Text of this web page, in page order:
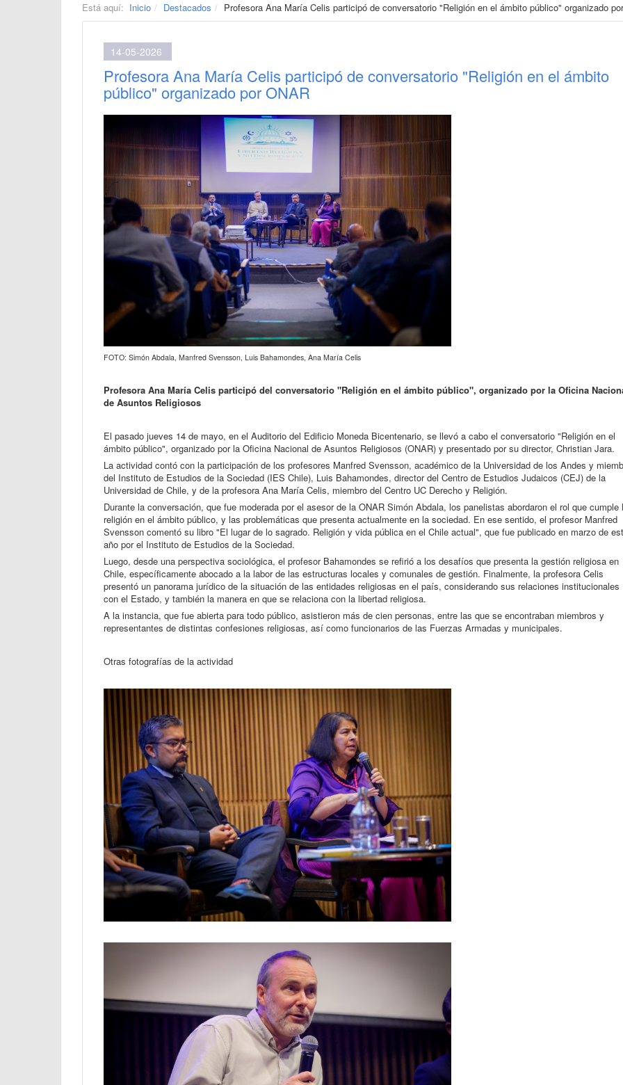
Está aquí: Inicio Destacados Profesora Ana María Celis participó de conversatorio "Religión en el ámbito público" organizado
14-05-2026
Profesora Ana María Celis participó de conversatorio "Religión en el ámbito
público" organizado por ONAR
FOTO: Simón Abdala, Manfred Svensson, Luis Bahamondes, Ana María Celis
Profesora Ana María Celis participó del conversatorio "Religión en el ámbito público", organizado por la Oficina
de Asuntos Religiosos
El pasado jueves 14 de mayo, en el Auditorio del Edificio Moneda Bicentenario, se llevó a cabo el conversatorio "Religión en el
ámbito público", organizado por la Oficina Nacional de Asuntos Religiosos (ONAR) y presentado por su director, Christian Jara.
La actividad contó con la participación de los profesores Manfred Svensson, académico de la Universidad de los Andes y
del Instituto de Estudios de la Sociedad (IES Chile), Luis Bahamondes, director del Centro de Estudios Judaicos (CEJ) de la
Universidad de Chile, y de la profesora Ana María Celis, miembro del Centro UC Derecho y Religión.
Durante la conversación, que fue moderada por el asesor de la ONAR Simón Abdala, los panelistas abordaron el rol que cumple
religión en el ámbito público, y las problemáticas que presenta actualmente en la sociedad. En ese sentido, el profesor Manfred
Svensson comentó su libro "El lugar de lo sagrado. Religión y vida pública en el Chile actual", que fue publicado en marzo de
año por el Instituto de Estudios de la Sociedad.
Luego, desde una perspectiva sociológica, el profesor Bahamondes se refirió a los desafíos que presenta la gestión religiosa en
Chile, específicamente abocado a la labor de las estructuras locales y comunales de gestión. Finalmente, la profesora Celis
presentó un panorama jurídico de la situación de las entidades religiosas en el país, considerando sus relaciones institucionales
con el Estado, y también la manera en que se relaciona con la libertad religiosa.
A la instancia, que fue abierta para todo público, asistieron más de cien personas, entre las que se encontraban miembros y
representantes de distintas confesiones religiosas, así como funcionarios de las Fuerzas Armadas y municipales.
Otras fotografías de la actividad